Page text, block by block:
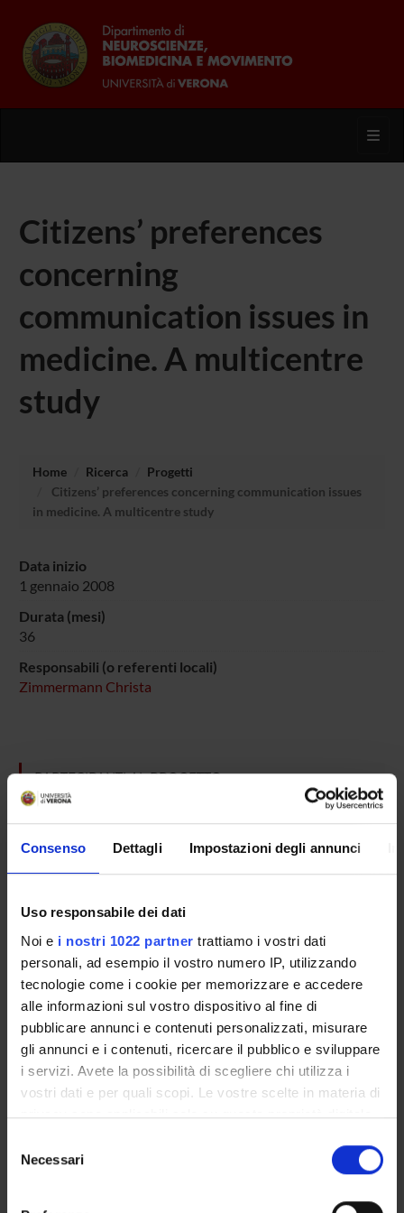
Consenso Dettagli Impostazioni degli annunci
Uso responsabile dei dati
Noi e i nostri 1022 partner trattiamo i vostri dati
personali, ad esempio il vostro numero IP, utilizzando
tecnologie come i cookie per memorizzare e accedere
alle informazioni sul vostro dispositivo al fine di
pubblicare annunci e contenuti personalizzati, misurare
gli annunci e i contenuti, ricercare il pubblico e sviluppare
i servizi. Avete la possibilità di scegliere chi utilizza i
vostri dati e per quali scopi. Le vostre scelte in materia di
privacy sono applicabili solo su questa proprietà digitale
modificare o revocare il proprio consenso in qualsiasi
momento dalla Dichiarazione sui cookie o facendo clic
delNecessari
Citizens’ preferences
concerning
communication issues in
medicine. A multicentre
study
Home Ricerca
Progetti
Citizens’ preferences concerning communication issues
in medicine. A multicentre study
Data inizio
1 gennaio 2008
Durata (mesi)
36
Responsabili (o referenti locali)
Zimmermann Christa
PARTECIPANTI AL PROGETTO
SEZIONI
Psichiatria
ATTIVITÀ
GRUPPI DI RICERCA
SEZIONI
DOTTORATI DI RICERCA
STRUTTURE